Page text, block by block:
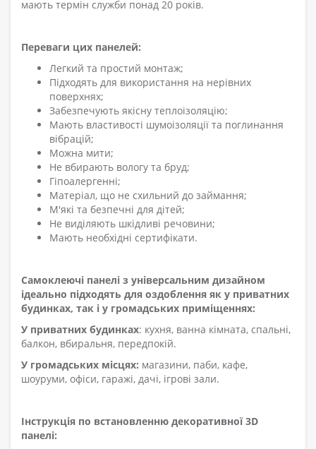
мають термін служби понад 20 років.
Переваги цих панелей:
Легкий та простий монтаж;
Підходять для використання на нерівних
поверхнях;
Забезпечують якісну теплоізоляцію;
Мають властивості шумоізоляції та поглинання
вібрацій;
Можна мити;
Не вбирають вологу та бруд;
Гіпоалергенні;
Матеріал, що не схильний до займання;
М'які та безпечні для дітей;
Не виділяють шкідливі речовини;
Мають необхідні сертифікати.
Самоклеючі панелі з універсальним дизайном
ідеально підходять для оздоблення як у приватних
будинках, так і у громадських приміщеннях:
У приватних будинках: кухня, ванна кімната, спальні,
балкон, вбиральня, передпокій.
У громадських місцях: магазини, паби, кафе,
шоуруми, офіси, гаражі, дачі, ігрові зали.
Інструкція по встановленню декоративної 3D
панелі: